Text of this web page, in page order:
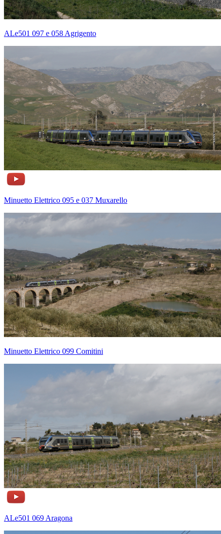
ALe501 097 e 058 Agrigento
Minuetto Elettrico 095 e 037 Muxarello
Minuetto Elettrico 099 Comitini
ALe501 069 Aragona